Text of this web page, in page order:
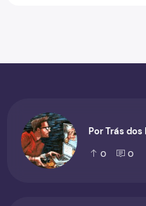
Por Trás dos
0 0